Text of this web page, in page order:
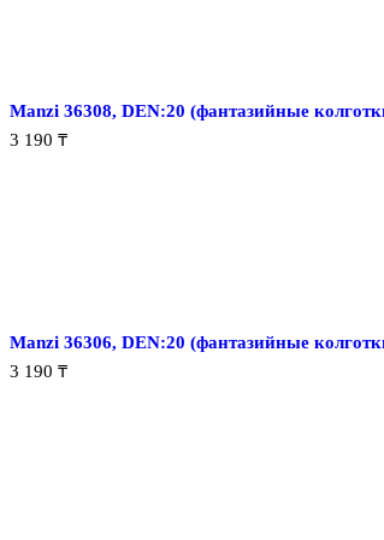
Manzi 36308, DEN:20 (фантазийные
3 190 ₸
Manzi 36306, DEN:20 (фантазийные
3 190 ₸